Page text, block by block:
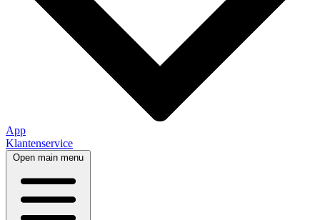
App
Klantenservice
Open main menu